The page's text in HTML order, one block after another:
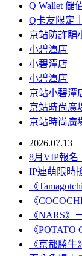
Q Wallet 儲
Q卡友限定
京站防詐騙
小碧潭店
小碧潭店
小碧潭店
京站小碧潭
京站時尚廣
京站時尚廣
2026.07.13
8月VIP報名
IP連萌限時
《
《
《NARS》
《
《京都勝